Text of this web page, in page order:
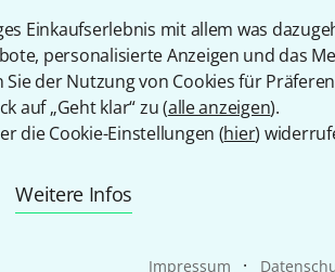
Einkaufserlebnis mit allem was
personalisierte Anzeigen und das
der Nutzung von Cookies für
auf „Geht klar“ zu (alle anzeigen).
die Cookie-Einstellungen (hier)
Weitere Infos
Impressum ·
Versand ab 29 €
Alle Preise inkl. MwSt.